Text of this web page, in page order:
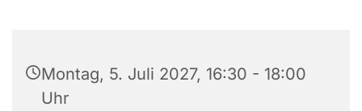
Montag, 5. Juli 2027, 16:30 - 18:00
Uhr